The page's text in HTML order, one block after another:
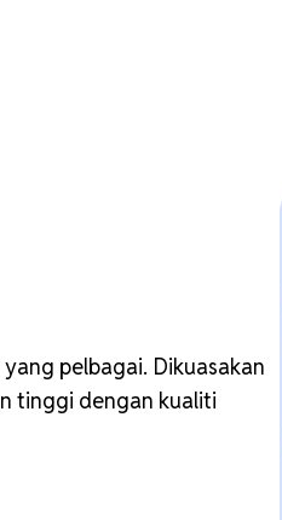
pelbagai. Dikuasakan
tinggi dengan kualiti